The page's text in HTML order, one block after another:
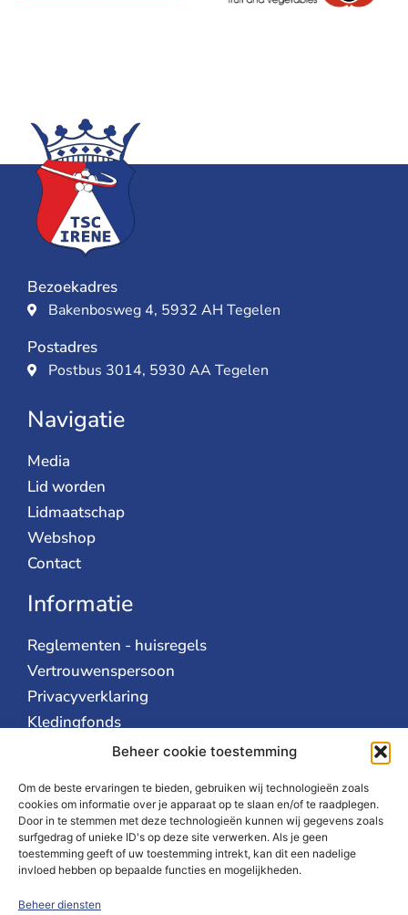
Beheer cookie toestemming
Om de beste ervaringen te bieden, gebruiken wij technologieën zoals
cookies om informatie over je apparaat op te slaan en/of te raadplegen.
Door in te stemmen met deze technologieën kunnen wij gegevens zoals
surfgedrag of unieke ID's op deze site verwerken. Als je geen
toestemming geeft of uw toestemming intrekt, kan dit een nadelige
invloed hebben op bepaalde functies en mogelijkheden.
Beheer diensten
Bezoekadres
Bakenbosweg 4, 5932 AH Tegelen
Postadres
Postbus 3014, 5930 AA Tegelen
Navigatie
Media
Lid worden
Lidmaatschap
Webshop
Contact
Informatie
Reglementen - huisregels
Vertrouwenspersoon
Privacyverklaring
Kledingfonds
Over ons
Over Irene
Bestuur
Vacatures
Ereleden